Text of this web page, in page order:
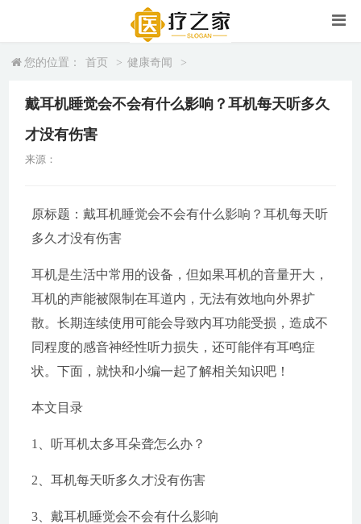
您的位置： 首页 > 健康奇闻 >
戴耳机睡觉会不会有什么影响？耳机每天听多久
才没有伤害
来源：
原标题：戴耳机睡觉会不会有什么影响？耳机每天听
多久才没有伤害
耳机是生活中常用的设备，但如果耳机的音量开大，
耳机的声能被限制在耳道内，无法有效地向外界扩
散。长期连续使用可能会导致内耳功能受损，造成不
同程度的感音神经性听力损失，还可能伴有耳鸣症
状。下面，就快和小编一起了解相关知识吧！
本文目录
1、听耳机太多耳朵聋怎么办？
2、耳机每天听多久才没有伤害
3、戴耳机睡觉会不会有什么影响